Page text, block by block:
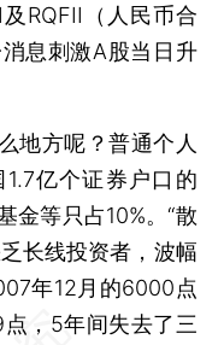
RQFII（人民币合
息刺激A股当日升
地方呢？普通个人
亿个证券户口的
金等只占10%。“散
长线投资者，波幅
年12月的6000点
，5年间失去了三